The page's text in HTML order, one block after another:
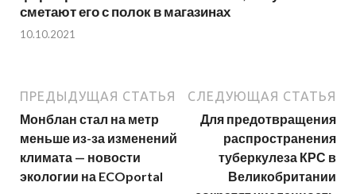
сметают его с полок в магазинах
10.10.2021
ПРЕДЫДУЩАЯ СТАТЬЯ
Монблан стал на метр
меньше из-за изменений
климата — новости
экологии на ECOportal
СЛЕДУЮЩАЯ СТАТЬЯ
Для предотвращения
распространения
туберкулеза КРС в
Великобритании